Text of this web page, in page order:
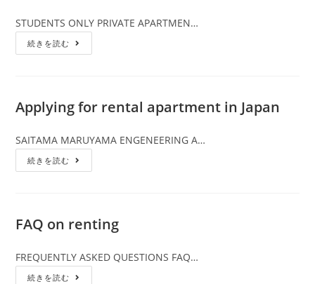
STUDENTS ONLY PRIVATE APARTMEN…
続きを読む
Applying for rental apartment in Japan
SAITAMA MARUYAMA ENGENEERING A…
続きを読む
FAQ on renting
FREQUENTLY ASKED QUESTIONS FAQ…
続きを読む